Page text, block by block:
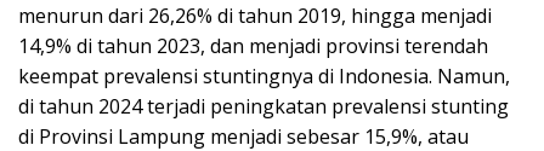
menurun dari 26,26% di tahun 2019, hingga menjadi
14,9% di tahun 2023, dan menjadi provinsi terendah
keempat prevalensi stuntingnya di Indonesia. Namun,
di tahun 2024 terjadi peningkatan prevalensi stunting
di Provinsi Lampung menjadi sebesar 15,9%, atau